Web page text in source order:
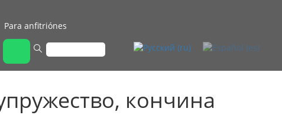
Para anfitriónes
кончина